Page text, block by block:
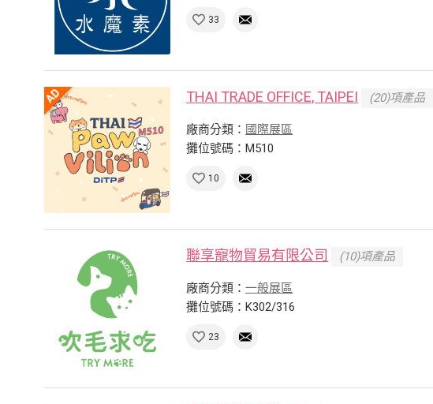
33
THAI TRADE OFFICE, TAIPEI (20)項產品
廠商分類： 國際展區
攤位號碼：M510
10
聯享寵物貿易有限公司 (10)項產品
廠商分類：一般展區
攤位號碼：K302/316
23